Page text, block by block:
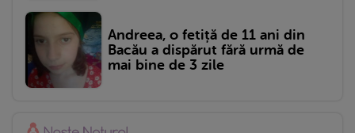
Andreea, o fetiță de 11 ani din
Bacău a dispărut fără urmă de
mai bine de 3 zile